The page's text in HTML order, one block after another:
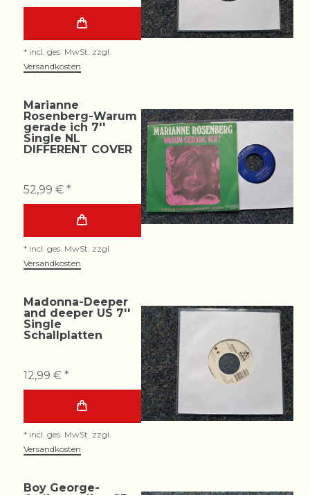
* incl. ges. MwSt. zzgl.
Versandkosten
Marianne
Rosenberg-Warum
gerade ich 7''
Single NL
DIFFERENT COVER
52,99 € *
* incl. ges. MwSt. zzgl.
Versandkosten
Madonna-Deeper
and deeper US 7''
Single
Schallplatten
12,99 € *
* incl. ges. MwSt. zzgl.
Versandkosten
Boy George-